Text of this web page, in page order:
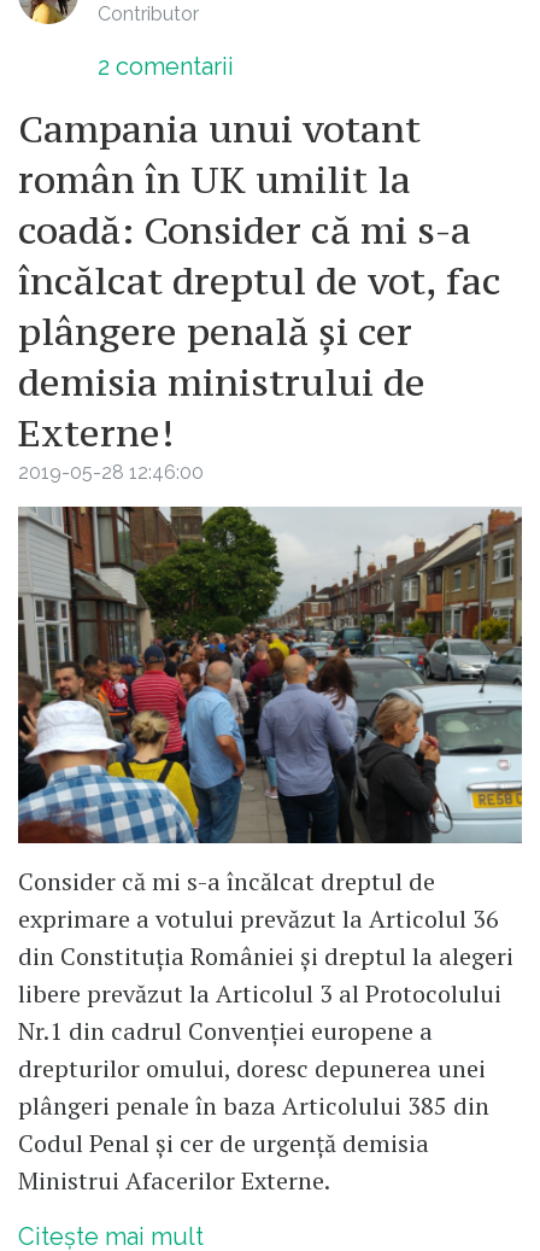
Contributor
2 comentarii
Campania unui votant
român în UK umilit la
coadă: Consider că mi s-a
încălcat dreptul de vot, fac
plângere penală și cer
demisia ministrului de
Externe!
2019-05-28 12:46:00
Consider că mi s-a încălcat dreptul de
exprimare a votului prevăzut la Articolul 36
din Constituția României și dreptul la alegeri
libere prevăzut la Articolul 3 al Protocolului
Nr.1 din cadrul Convenției europene a
drepturilor omului, doresc depunerea unei
plângeri penale în baza Articolului 385 din
Codul Penal și cer de urgență demisia
Ministrui Afacerilor Externe.
Citește mai mult